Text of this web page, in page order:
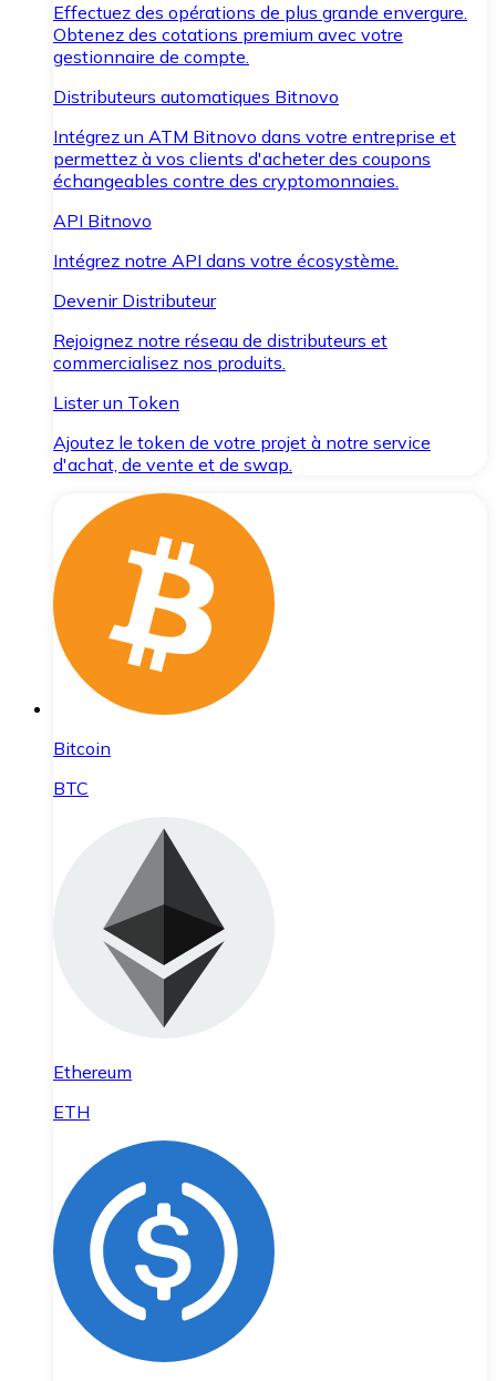
Effectuez des opérations de plus grande envergure.
Obtenez des cotations premium avec votre
gestionnaire de compte.
Distributeurs automatiques Bitnovo
Intégrez un ATM Bitnovo dans votre entreprise et
permettez à vos clients d'acheter des coupons
échangeables contre des cryptomonnaies.
API Bitnovo
Intégrez notre API dans votre écosystème.
Devenir Distributeur
Rejoignez notre réseau de distributeurs et
commercialisez nos produits.
Lister un Token
Ajoutez le token de votre projet à notre service
d'achat, de vente et de swap.
Bitcoin
BTC
Ethereum
ETH